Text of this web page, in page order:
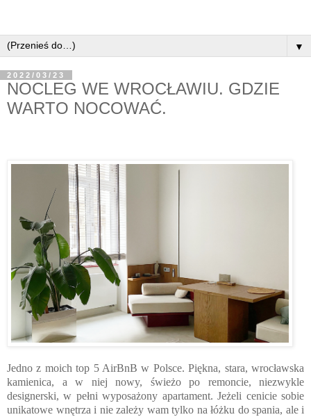
▼
2022/03/23
NOCLEG WE WROCŁAWIU. GDZIE
WARTO NOCOWAĆ.
Jedno z moich top 5 AirBnB w Polsce. Piękna, stara, wrocławska
kamienica, a w niej nowy, świeżo po remoncie, niezwykle
designerski, w pełni wyposażony apartament. Jeżeli cenicie sobie
unikatowe wnętrza i nie zależy wam tylko na łóżku do spania, ale i